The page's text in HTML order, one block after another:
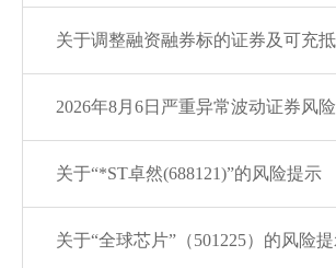
2026年8月6日严重异常波动证券风
关于“*ST卓然(688121)”的风险提示
关于“全球芯片”（501225）的风险